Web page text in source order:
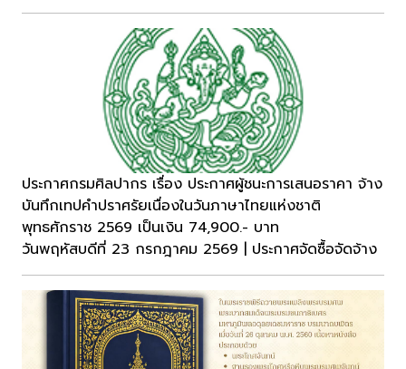
ประกาศกรมศิลปากร เรื่อง ประกาศผู้ชนะการเสนอราคา จ้าง
บันทึกเทปคำปราศรัยเนื่องในวันภาษาไทยแห่งชาติ
พุทธศักราช 2569 เป็นเงิน 74,900.- บาท
วันพฤหัสบดีที่ 23 กรกฎาคม 2569 | ประกาศจัดซื้อจัดจ้าง